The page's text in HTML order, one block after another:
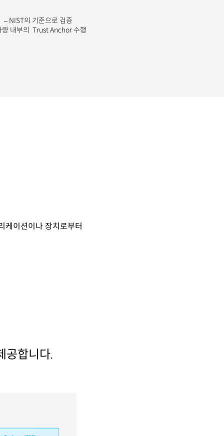
– NIST의 기준으로 검증
량 내부의 Trust Anchor 수행
이션이나 장치로부터
공합니다.